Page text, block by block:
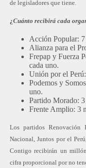
de legisladores que tiene.
¿Cuánto recibirá cada
Acción Popular:
Alianza para el
Frepap y Fuerza
cada uno.
Unión por el
Podemos y
uno.
Partido Morado:
Frente Amplio: 3
Los partidos Renovación
Nacional, Juntos por el
Contigo recibirán un
cifra proporcional por no